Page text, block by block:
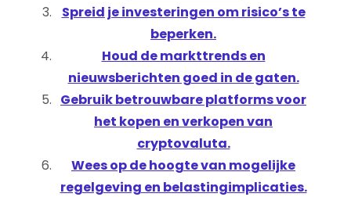
Spreid je investeringen om risico’s te
beperken.
Houd de markttrends en
nieuwsberichten goed in de gaten.
Gebruik betrouwbare platforms voor
het kopen en verkopen van
cryptovaluta.
Wees op de hoogte van mogelijke
regelgeving en belastingimplicaties.